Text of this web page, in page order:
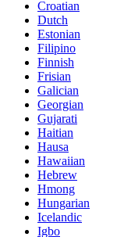
Croatian
Dutch
Estonian
Filipino
Finnish
Frisian
Galician
Georgian
Gujarati
Haitian
Hausa
Hawaiian
Hebrew
Hmong
Hungarian
Icelandic
Igbo